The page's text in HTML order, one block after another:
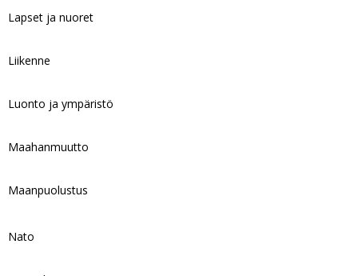
Lapset ja nuoret
Liikenne
Luonto ja ympäristö
Maahanmuutto
Maanpuolustus
Nato